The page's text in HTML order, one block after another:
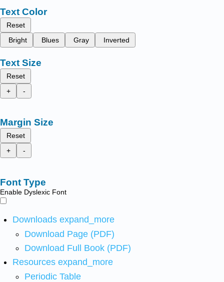
Text Color
Reset
Bright
Blues Gray Inverted
Text Size
Reset
+
-
Margin Size
Reset
+
-
Font Type
Enable Dyslexic Font
Downloads expand_more
Download Page (PDF)
Download Full Book (PDF)
Resources expand_more
Periodic Table